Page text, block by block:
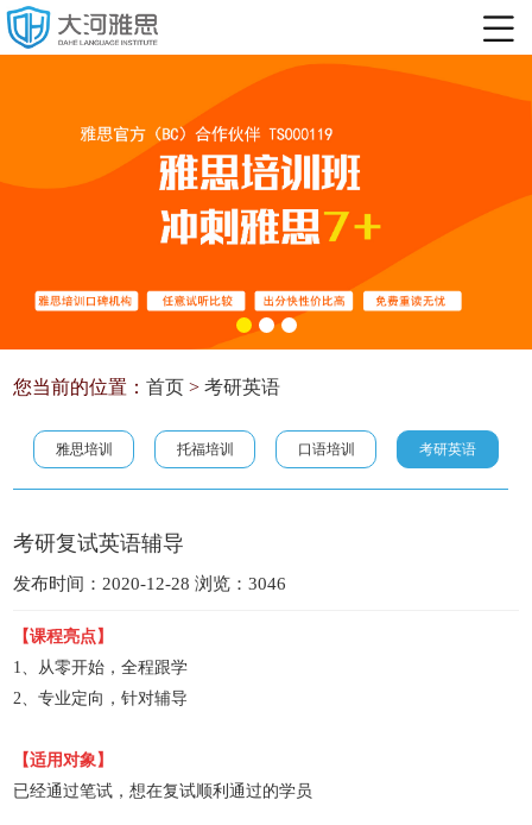
您当前的位置：首页 >考研英语
雅思培训 托福培训 口语培训 考研英语
考研复试英语辅导
发布时间：2020-12-28 浏览：3046
【课程亮点】
1、从零开始，全程跟学
2、专业定向，针对辅导
【适用对象】
已经通过笔试，想在复试顺利通过的学员